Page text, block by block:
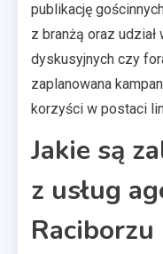
publikację
z branżą oraz udział
dyskusyjnych czy
zaplanowana
korzyści w postaci
Jakie są
z usług
Raciborzu